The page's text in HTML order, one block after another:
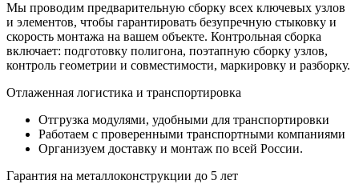
Мы проводим предварительную сборку всех ключевых узлов
и элементов, чтобы гарантировать безупречную стыковку и
скорость монтажа на вашем объекте. Контрольная сборка
включает: подготовку полигона, поэтапную сборку узлов,
контроль геометрии и совместимости, маркировку и разборку.
Отлаженная логистика и транспортировка
Отгрузка модулями, удобными для транспортировки
Работаем с проверенными транспортными компаниями
Организуем доставку и монтаж по всей России.
Гарантия на металлоконструкции до 5 лет